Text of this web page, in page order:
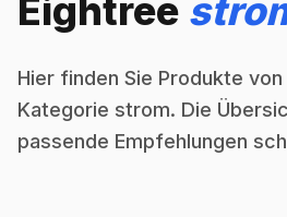
Eightree
Hier finden Sie Produkte
Kategorie strom. Die
passende Empfehlungen